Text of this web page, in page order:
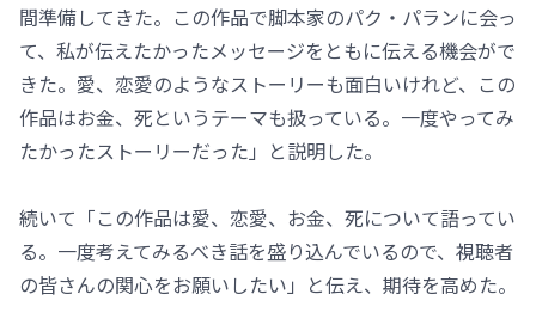
間準備してきた。この作品で脚本家のパク・パランに会っ
て、私が伝えたかったメッセージをともに伝える機会がで
きた。愛、恋愛のようなストーリーも面白いけれど、この
作品はお金、死というテーマも扱っている。一度やってみ
たかったストーリーだった」と説明した。
続いて「この作品は愛、恋愛、お金、死について語ってい
る。一度考えてみるべき話を盛り込んでいるので、視聴者
の皆さんの関心をお願いしたい」と伝え、期待を高めた。